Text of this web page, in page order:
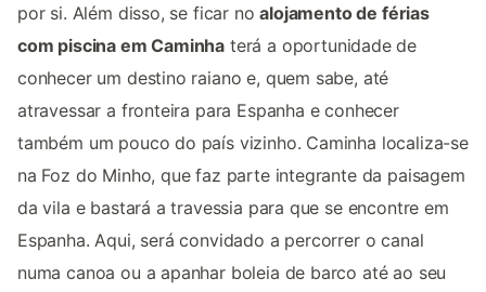
por si. Além disso, se ficar noalojamento de férias
com piscina em Caminha terá a oportunidade de
conhecer um destino raiano e, quem sabe, até
atravessar a fronteira para Espanha e conhecer
também um pouco do país vizinho. Caminha localiza-se
na Foz do Minho, que faz parte integrante da paisagem
da vila e bastará a travessia para que se encontre em
Espanha. Aqui, será convidado a percorrer o canal
numa canoa ou a apanhar boleia de barco até ao seu